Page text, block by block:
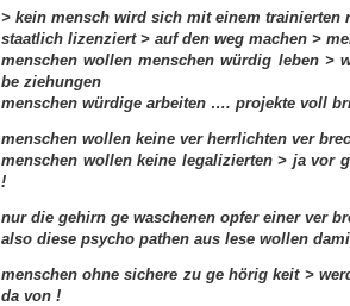
> kein mensch wird sich mit einem trainierten
staatlich lizenziert > auf den weg machen >
menschen wollen menschen würdig leben >
be ziehungen
menschen würdige arbeiten …. projekte voll
menschen wollen keine ver herrlichten ver
menschen wollen keine legalizierten > ja vor
!
nur die gehirn ge waschenen opfer einer ver
also diese psycho pathen aus lese wollen
menschen ohne sichere zu ge hörig keit >
da von !